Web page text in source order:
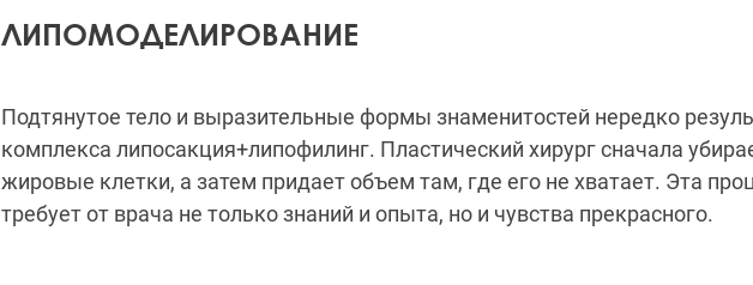
ЛИПОМОДЕЛИРОВАНИЕ
Подтянутое тело и выразительные формы знаменитостей нередко
комплекса липосакция+липофилинг. Пластический хирург сначала
жировые клетки, а затем придает объем там, где его не хватает. Эта
требует от врача не только знаний и опыта, но и чувства прекрасного.